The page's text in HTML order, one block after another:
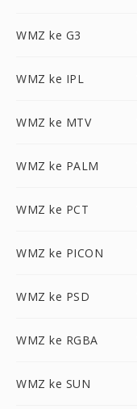
WMZ ke G3
WMZ ke IPL
WMZ ke MTV
WMZ ke PALM
WMZ ke PCT
WMZ ke PICON
WMZ ke PSD
WMZ ke RGBA
WMZ ke SUN